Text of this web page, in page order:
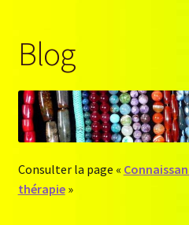
Blog
Boutique
CGV
Connaissance des pierres
Blog
Consulter la page «
thérapie»